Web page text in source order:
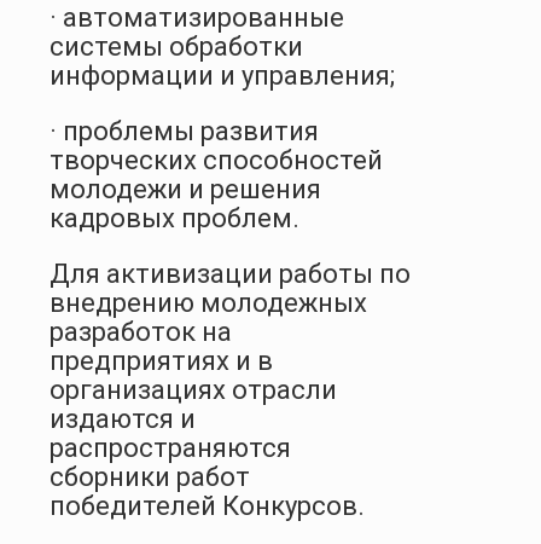
· автоматизированные
системы обработки
информации и управления;
· проблемы развития
творческих способностей
молодежи и решения
кадровых проблем.
Для активизации работы по
внедрению молодежных
разработок на
предприятиях и в
организациях отрасли
издаются и
распространяются
сборники работ
победителей Конкурсов.